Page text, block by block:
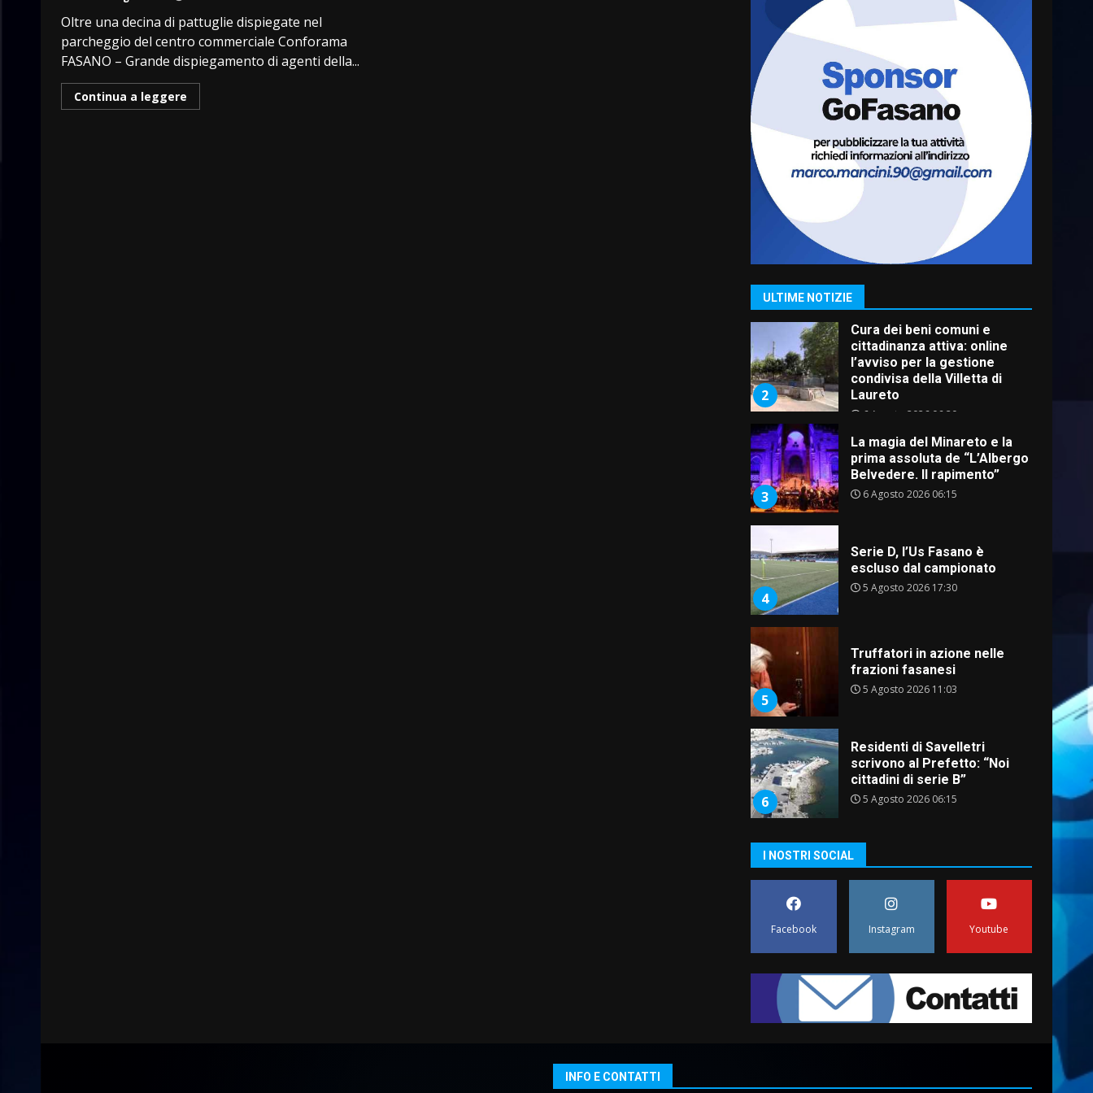
Oltre una decina di pattuglie dispiegate nel
parcheggio del centro commerciale Conforama
FASANO – Grande dispiegamento di agenti della...
Continua a leggere
ULTIME NOTIZIE
scrivono al Prefetto: “Noi
cittadini di serie B”
5 Agosto 2026 06:15
7
A Savelletri torna la Sagra del
Pesce Spada: appuntamento
a sabato 8 agosto
5 Agosto 2026 06:10
1
Grazia Neglia, coordinatrice
cittadina di Fratelli d’Italia,
pronta a tornare in Consiglio
2
Cura dei beni comuni e
cittadinanza attiva: online
l’avviso per la gestione
condivisa della Villetta di
Laureto
6 Agosto 2026 06:20
3
La magia del Minareto e la
prima assoluta de “L’Albergo
Belvedere. Il rapimento”
6 Agosto 2026 06:15
4
Serie D, l’Us Fasano è
escluso dal campionato
5 Agosto 2026 17:30
5
Truffatori in azione nelle
frazioni fasanesi
5 Agosto 2026 11:03
6
Residenti di Savelletri
scrivono al Prefetto: “Noi
cittadini di serie B”
5 Agosto 2026 06:15
Pesce Spada: appuntamento
a sabato 8 agosto
5 Agosto 2026 06:10
pronta a tornare in Consiglio
comunale
6 Agosto 2026 08:00
I NOSTRI SOCIAL
Facebook Instagram Youtube
INFO E CONTATTI